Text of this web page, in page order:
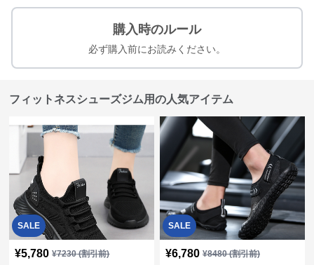
購入時のルール
必ず購入前にお読みください。
フィットネスシューズジム用の人気アイテム
SALE
¥5,780 ¥7230(割引前)
SALE
¥6,780 ¥8480(割引前)